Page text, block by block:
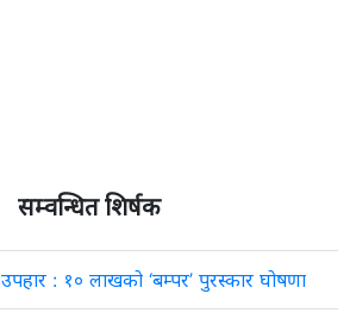
सम्वन्धित शिर्षक
उपहार : १० लाखको ‘बम्पर’ पुरस्कार घोषणा